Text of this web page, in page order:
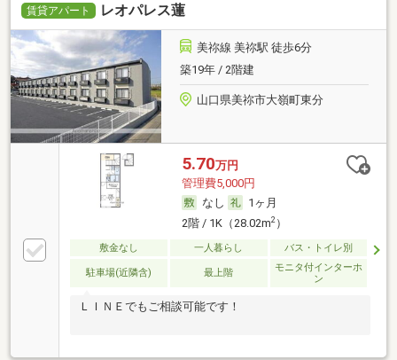
賃貸アパート レオパレス蓮
美祢線 美祢駅 徒歩6分
築19年 / 2階建
山口県美祢市大嶺町東分
5.70万円
管理費5,000円
なし
1ヶ月
2階 / 1K（28.02m2）
敷金なし 一人暮らし バス・トイレ別
駐車場(近隣含) 最上階
モニタ付インターホ
ン
ＬＩＮＥでもご相談可能です！